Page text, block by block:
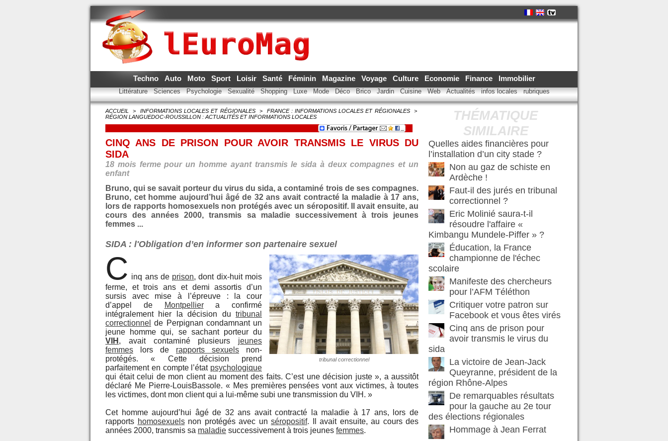
Techno Auto Moto Sport Loisir Santé Féminin Magazine Voyage Culture Economie Finance Immobilier
Littérature Sciences Psychologie Sexualité Shopping Luxe Mode Déco Brico Jardin Cuisine Web Actualités infos locales rubriques
ACCUEIL > INFORMATIONS LOCALES ET RÉGIONALES > FRANCE : INFORMATIONS LOCALES ET RÉGIONALES
>
RÉGION LANGUEDOC-ROUSSILLON : ACTUALITÉS ET INFORMATIONS LOCALES
CINQ ANS DE PRISON POUR AVOIR TRANSMIS LE VIRUS DU
SIDA
18 mois ferme pour un homme ayant transmis le sida à deux compagnes et un
enfant
Bruno, qui se savait porteur du virus du sida, a contaminé trois de ses compagnes.
Bruno, cet homme aujourd’hui âgé de 32 ans avait contracté la maladie à 17 ans,
lors de rapports homosexuels non protégés avec un séropositif. Il avait ensuite, au
cours des années 2000, transmis sa maladie successivement à trois jeunes
femmes ...
SIDA : l'Obligation d’en informer son partenaire sexuel
tribunal correctionnel
C inq ans de prison, dont dix-huit mois
ferme, et trois ans et demi assortis d’un
sursis avec mise à l’épreuve : la cour
d’appel de
Montpelliera confirmé
intégralement hier la décision du tribunal
correctionnel de Perpignan condamnant un
jeune homme qui, se sachant porteur du
VIH , avait contaminé plusieurs jeunes
femmes lors de rapports sexuels non-
protégés. « Cette décision prend
parfaitement en compte l’état psychologique
qui était celui de mon client au moment des faits. C’est une décision juste », a aussitôt
déclaré Me Pierre-LouisBassole. « Mes premières pensées vont aux victimes, à toutes
les victimes, dont mon client qui a lui-même subi une transmission du VIH. »
Cet homme aujourd’hui âgé de 32 ans avait contracté la maladie à 17 ans, lors de
rapports homosexuelsnon protégés avec un séropositif. Il avait ensuite, au cours des
années 2000, transmis sa maladie successivement à trois jeunes femmes.
THÉMATIQUE
SIMILAIRE
Quelles aides financières pour
l’installation d’un city stade ?
Non au gaz de schiste en
Ardèche !
Faut-il des jurés en tribunal
correctionnel ?
Eric Molinié saura-t-il
résoudre l'affaire «
Kimbangu Mundele-Piffer » ?
Éducation, la France
championne de l'échec
scolaire
Manifeste des chercheurs
pour l’AFM Téléthon
Critiquer votre patron sur
Facebook et vous êtes virés
Cinq ans de prison pour
avoir transmis le virus du
sida
La victoire de Jean-Jack
Queyranne, président de la
région Rhône-Alpes
De remarquables résultats
pour la gauche au 2e tour
des élections régionales
Hommage à Jean Ferrat